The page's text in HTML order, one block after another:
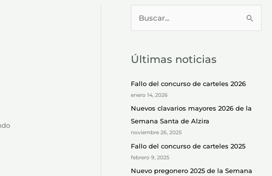
c
a
r
p
o
Últimas noticias
Fallo del concurso de carteles 2026
enero 14, 2026
Nuevos clavarios mayores 2026 de la
Semana Santa de Alzira
noviembre 26, 2025
Fallo del concurso de carteles 2025
febrero 9, 2025
Nuevo pregonero 2025 de la Semana